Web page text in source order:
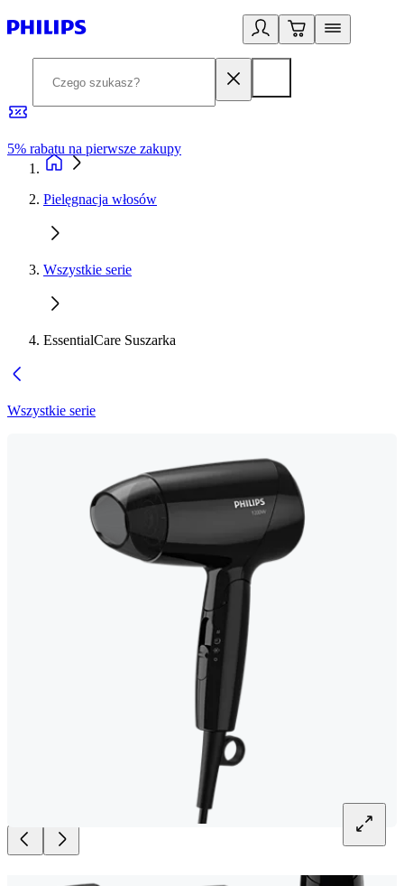
5% rabatu na pierwsze zakupy
Pielęgnacja włosów
Wszystkie serie
EssentialCare Suszarka
Wszystkie serie